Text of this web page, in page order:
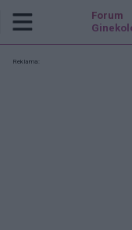
Forum
Reklama: